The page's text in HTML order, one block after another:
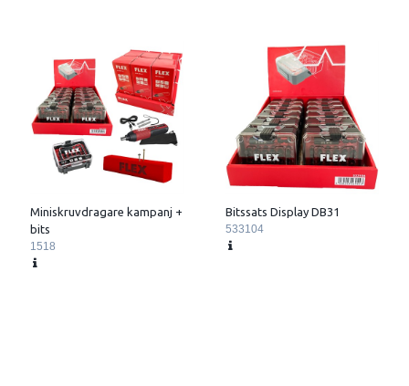
Miniskruvdragare kampanj +
bits
1518
Bitssats Display DB31
533104